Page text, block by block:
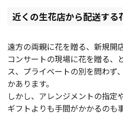
近くの生花店から配送する
遠方の両親に花を贈る、新規開
コンサートの現場に花を贈る、
ス、プライベートの別を問わず
かあります。
しかし、アレンジメントの指定
ギフトよりも手間がかかるのも